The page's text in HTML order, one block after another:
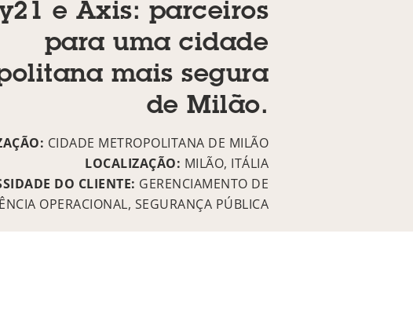
e Axis: parceiros
para uma cidade
mais segura
de Milão.
CIDADE METROPOLITANA DE MILÃO
LOCALIZAÇÃO: MILÃO, ITÁLIA
DO CLIENTE: GERENCIAMENTO DE
OPERACIONAL, SEGURANÇA PÚBLICA